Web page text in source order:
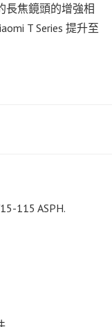
長焦鏡頭的增強相
T Series 提升至
115 ASPH.